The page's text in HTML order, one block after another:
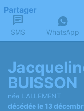
Partager
SMS WhatsApp
BUISSON
née LALLEMENT
décédée le 13